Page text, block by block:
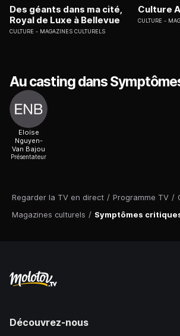
Regarder la TV en direct / Programme TV /
Magazines culturels / Symptômes
Des géants dans ma cité,
Royal de Luxe à Bellevue
CULTURE MAGAZINES CULTURELS
Culture
CULTURE
Au casting dans
Eloïse
Nguyen-
Van Bajou
Présentateur
Découvrez-nous